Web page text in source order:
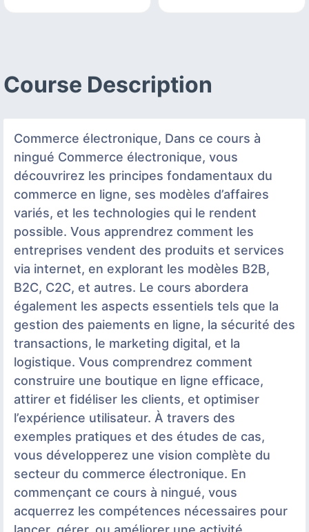
Course Description
Commerce électronique, Dans ce cours à
ningué Commerce électronique, vous
découvrirez les principes fondamentaux du
commerce en ligne, ses modèles d’affaires
variés, et les technologies qui le rendent
possible. Vous apprendrez comment les
entreprises vendent des produits et services
via internet, en explorant les modèles B2B,
B2C, C2C, et autres. Le cours abordera
également les aspects essentiels tels que la
gestion des paiements en ligne, la sécurité des
transactions, le marketing digital, et la
logistique. Vous comprendrez comment
construire une boutique en ligne efficace,
attirer et fidéliser les clients, et optimiser
l’expérience utilisateur. À travers des
exemples pratiques et des études de cas,
vous développerez une vision complète du
secteur du commerce électronique. En
commençant ce cours à ningué, vous
acquerrez les compétences nécessaires pour